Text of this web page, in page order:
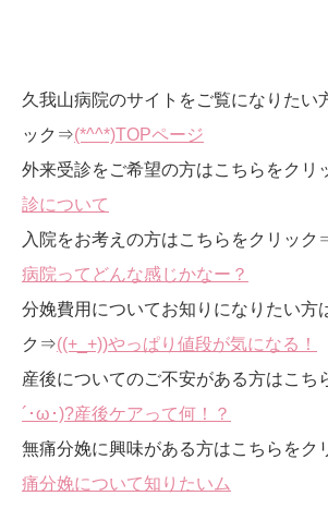
久我山病院のサイトをご覧になりたい
ック⇒(*^^*)TOPページ
外来受診をご希望の方はこちらをクリ
診について
入院をお考えの方はこちらをクリック
病院ってどんな感じかなー？
分娩費用についてお知りになりたい方
ク⇒((+_+))やっぱり値段が気になる！
産後についてのご不安がある方はこ
´･ω･)?産後ケアって何！？
無痛分娩に興味がある方はこちらをク
痛分娩について知りたいム